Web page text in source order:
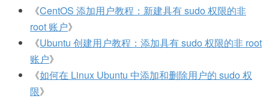
《CentOS 添加用户教程：新建具有 sudo 权限的非
root 账户》
《Ubuntu 创建用户教程：添加具有 sudo 权限的非 root
账户》
《如何在 Linux Ubuntu 中添加和删除用户的 sudo 权
限》